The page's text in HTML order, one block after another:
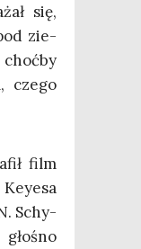
się,
zie­
cze­go
film
Schy­